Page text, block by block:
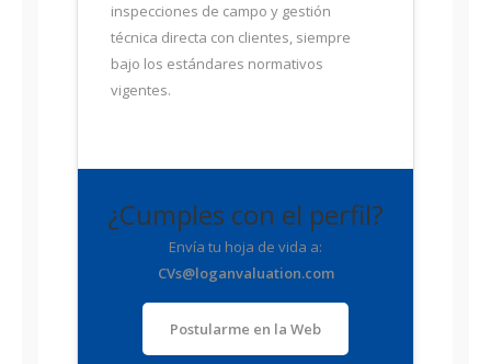
inspecciones de campo y gestión
técnica directa con clientes, siempre
bajo los estándares normativos
vigentes.
¿Cumples con el perfil?
Envía tu hoja de vida a:
CVs@loganvaluation.com
Postularme en la Web